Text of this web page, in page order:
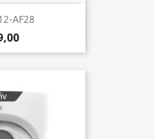
AF28